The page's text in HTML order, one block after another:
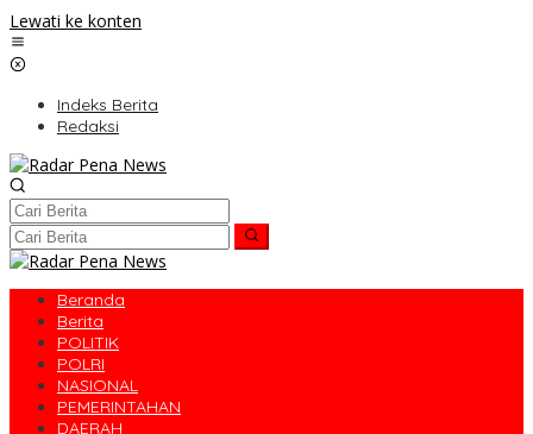
Lewati ke konten
Indeks Berita
Redaksi
Beranda
Berita
POLITIK
POLRI
NASIONAL
PEMERINTAHAN
DAERAH